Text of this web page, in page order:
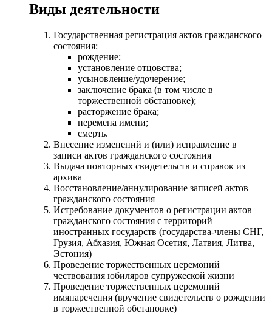
Виды деятельности
Государственная регистрация актов гражданского
состояния:
рождение;
установление отцовства;
усыновление/удочерение;
заключение брака (в том числе в
торжественной обстановке);
расторжение брака;
перемена имени;
смерть.
Внесение изменений и (или) исправление в
записи актов гражданского состояния
Выдача повторных свидетельств и справок из
архива
Восстановление/аннулирование записей актов
гражданского состояния
Истребование документов о регистрации актов
гражданского состояния с территорий
иностранных государств (государства-члены СНГ,
Грузия, Абхазия, Южная Осетия, Латвия, Литва,
Эстония)
Проведение торжественных церемоний
чествования юбиляров супружеской жизни
Проведение торжественных церемоний
имянаречения (вручение свидетельств о рождении
в торжественной обстановке)